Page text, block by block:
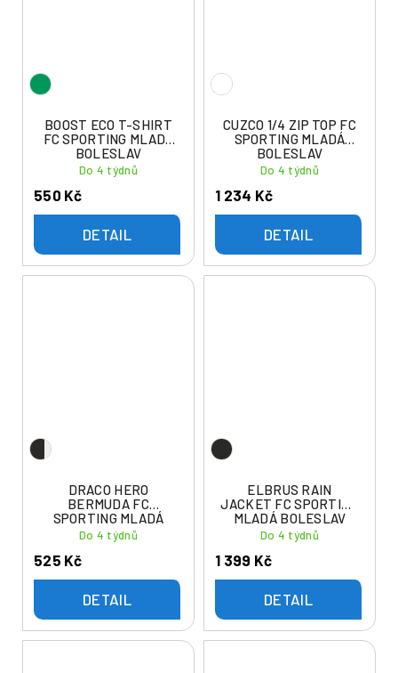
BOOST ECO T-SHIRT
FC SPORTING MLADÁ
BOLESLAV
Do 4 týdnů
550 Kč
DETAIL
CUZCO 1/4 ZIP TOP FC
SPORTING MLADÁ
BOLESLAV
Do 4 týdnů
1 234 Kč
DETAIL
DRACO HERO
BERMUDA FC
SPORTING MLADÁ
BOLESLAV
Do 4 týdnů
525 Kč
DETAIL
ELBRUS RAIN
JACKET FC SPORTING
MLADÁ BOLESLAV
Do 4 týdnů
1 399 Kč
DETAIL